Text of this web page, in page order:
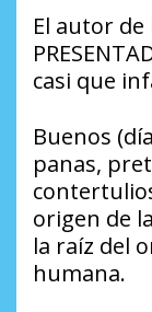
El autor
casi que
Buenos
panas,
origen de
la raíz del
humana.